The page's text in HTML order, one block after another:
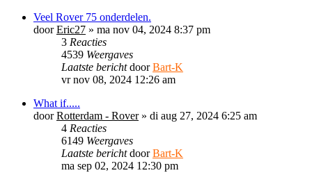
Veel Rover 75 onderdelen.
doorEric27 » ma nov 04, 2024 8:37 pm
3 Reacties
4539 Weergaves
Laatste berichtdoorBart-K
vr nov 08, 2024 12:26 am
What if.....
doorRotterdam - Rover» di aug 27, 2024 6:25 am
4 Reacties
6149 Weergaves
Laatste berichtdoorBart-K
ma sep 02, 2024 12:30 pm